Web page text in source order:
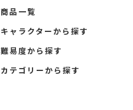
商品一覧
キャラクターから探す
難易度から探す
カテゴリーから探す